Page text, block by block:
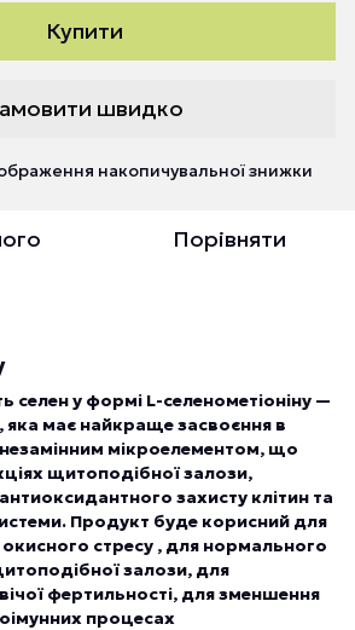
Купити
швидко
накопичувальної знижки
Порівняти
селен у формі L-селенометіоніну —
яка має найкраще засвоєння в
незамінним мікроелементом, що
щитоподібної залози,
захисту клітин та
Продукт буде корисний для
окисного стресу , для нормального
залози, для
фертильності, для зменшення
процесах